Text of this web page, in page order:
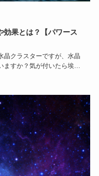
効果とは？【パワース
晶クラスターですが、水晶
ますか？気が付いたら埃を